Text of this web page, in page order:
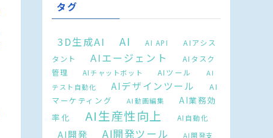
タグ
3D生成AI AI AI API
AIアシス
タント
AIエージェント
AIタスク
管理
AIチャットボット AIツール
AI
テスト自動化
AIデザインツール
AI
マーケティング
AI動画編集
AI業務効
率化
AI生産性向上 AI自動化
AI開発 AI開発ツール
AI開発支